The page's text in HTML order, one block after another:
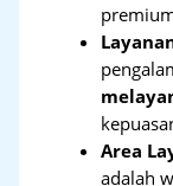
Area
adalah